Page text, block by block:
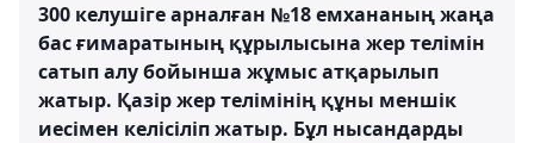
300 келушіге арналған №18 емхананың жаңа
бас ғимаратының құрылысына жер телімін
сатып алу бойынша жұмыс атқарылып
жатыр. Қазір жер телімінің құны меншік
иесімен келісіліп жатыр. Бұл нысандарды